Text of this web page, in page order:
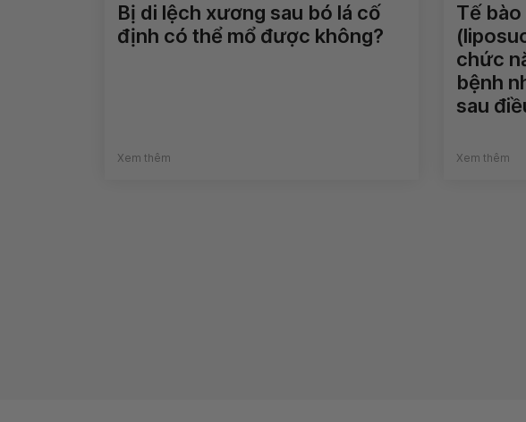
Bị di lệch xương sau bó lá cố
định có thể mổ được không?
Xem thêm
Tế
chức
bệnh
sau
Xem thêm